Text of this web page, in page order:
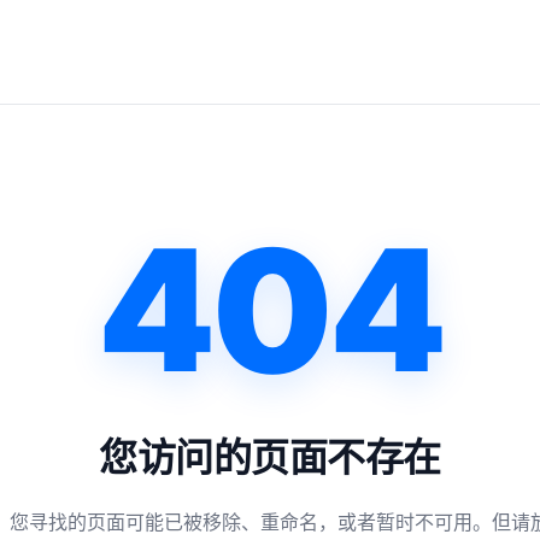
404
您访问的页面不存在
您寻找的页面可能已被移除、重命名，或者暂时不可用。但请